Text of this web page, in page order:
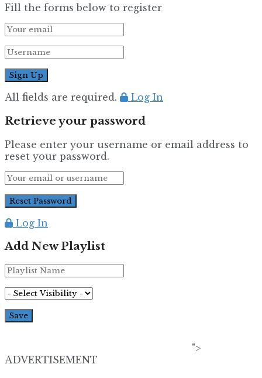
Fill the forms below to register
All fields are required. Log In
Retrieve your password
Please enter your username or email address to
reset your password.
Log In
Add New Playlist
">
ADVERTISEMENT